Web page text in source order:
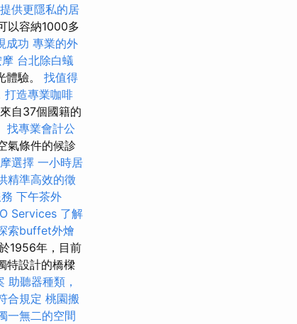
供更隱私的居
以容納1000多
成功 專業的外
台北除白蟻
體驗。 找值得
打造專業咖啡
自37個國籍的
找專業會計公
氣條件的候診
選擇 一小時居
精準高效的徵
下午茶外
Services 了解
索buffet外燴
1956年，目前
特設計的橋樑
助聽器種類，
合規定 桃園搬
一無二的空間